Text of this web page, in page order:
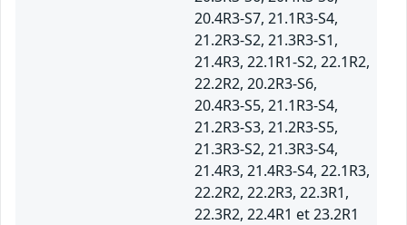
20.4R3-S7, 21.1R3-S4,
21.2R3-S2, 21.3R3-S1,
21.4R3, 22.1R1-S2, 22.1R2,
22.2R2, 20.2R3-S6,
20.4R3-S5, 21.1R3-S4,
21.2R3-S3, 21.2R3-S5,
21.3R3-S2, 21.3R3-S4,
21.4R3, 21.4R3-S4, 22.1R3,
22.2R2, 22.2R3, 22.3R1,
22.3R2, 22.4R1 et 23.2R1